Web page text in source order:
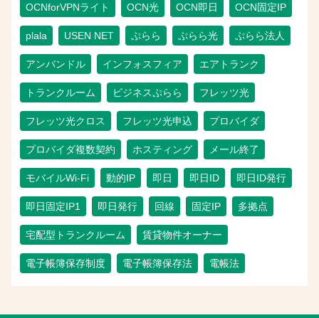
OCNforVPNライト OCN光 OCN即日 OCN固定IP
plala USEN NET ぷらら ぷらら光 ぷらら法人
アンバンドル インフォスフィア エアトランク
トランクルーム ビジネスぷらら フレッツ光
フレッツ光クロス フレッツ光申込 プロバイダ
プロバイダ複数契約 ホスティング メール終了
モバイルWi-Fi 動的IP 即日 即日ID 即日ID発行
即日固定IP1 即日発行 回線 固定IP 多拠点
宅配型トランクルーム 賃貸物件オーナー
電子帳簿保存制度 電子帳簿保存法 電帳法